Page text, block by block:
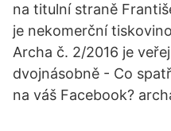
na titulní straně
je nekomerční
Archa č. 2/2016 je
dvojnásobně - Co
na váš Facebook?